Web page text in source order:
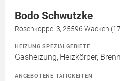
Bodo Schwutzke
Rosenkoppel 3, 25596 Wacken
HEIZUNG SPEZIALGEBIETE
Gasheizung, Heizkörper,
ANGEBOTENE TÄTIGKEITEN